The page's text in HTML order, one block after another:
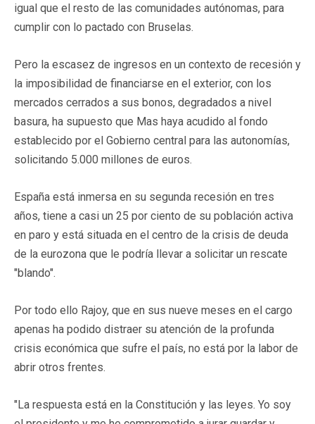
igual que el resto de las comunidades autónomas, para
cumplir con lo pactado con Bruselas.
Pero la escasez de ingresos en un contexto de recesión y
la imposibilidad de financiarse en el exterior, con los
mercados cerrados a sus bonos, degradados a nivel
basura, ha supuesto que Mas haya acudido al fondo
establecido por el Gobierno central para las autonomías,
solicitando 5.000 millones de euros.
España está inmersa en su segunda recesión en tres
años, tiene a casi un 25 por ciento de su población activa
en paro y está situada en el centro de la crisis de deuda
de la eurozona que le podría llevar a solicitar un rescate
"blando".
Por todo ello Rajoy, que en sus nueve meses en el cargo
apenas ha podido distraer su atención de la profunda
crisis económica que sufre el país, no está por la labor de
abrir otros frentes.
"La respuesta está en la Constitución y las leyes. Yo soy